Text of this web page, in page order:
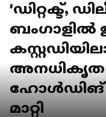
'ഡിറ്റക്ട്,
അനധികൃത
ഹോൾഡിങ്
മാറ്റി